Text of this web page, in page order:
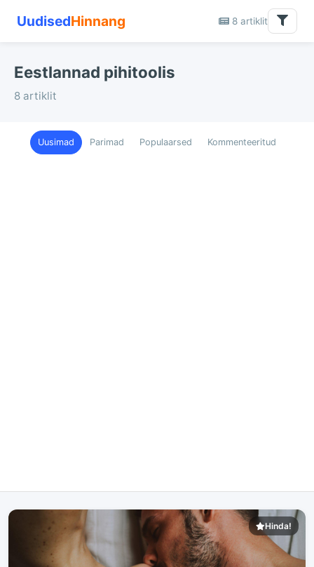
UudisedHinnang 8 artiklit
Eestlannad pihitoolis
8 artiklit
Uusimad Parimad Populaarsed Kommenteeritud
Hinda!